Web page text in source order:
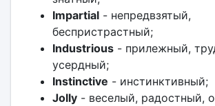
Impartial- непредвзятый,
беспристрастный;
Industrious- прилежный,
усердный;
Instinctive - инстинктивный;
Jolly- веселый, радостный,